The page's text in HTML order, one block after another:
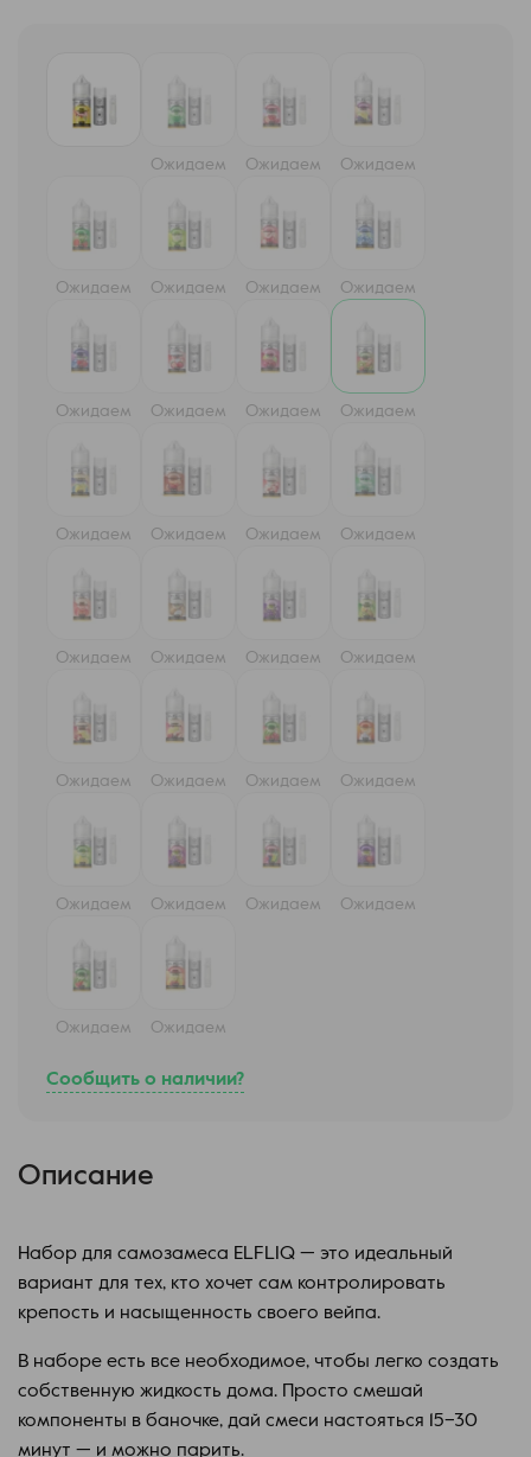
Ожидаем Ожидаем Ожидаем
Ожидаем Ожидаем Ожидаем Ожидаем
Ожидаем Ожидаем Ожидаем Ожидаем
Ожидаем Ожидаем Ожидаем Ожидаем
Ожидаем Ожидаем Ожидаем Ожидаем
Ожидаем Ожидаем Ожидаем Ожидаем
Ожидаем Ожидаем Ожидаем Ожидаем
Ожидаем Ожидаем
Сообщить о наличии?
Описание
Набор для самозамеса ELFLIQ — это идеальный
вариант для тех, кто хочет сам контролировать
крепость и насыщенность своего вейпа.
В наборе есть все необходимое, чтобы легко создать
собственную жидкость дома. Просто смешай
компоненты в баночке, дай смеси настояться 15–30
минут — и можно парить.